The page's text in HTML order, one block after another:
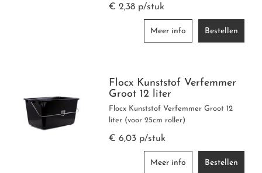
€ 2,38 p/stuk
Meer info Bestellen
Flocx Kunststof Verfemmer
Groot 12 liter
Flocx Kunststof Verfemmer Groot 12
liter (voor 25cm roller)
€ 6,03 p/stuk
Meer info Bestellen